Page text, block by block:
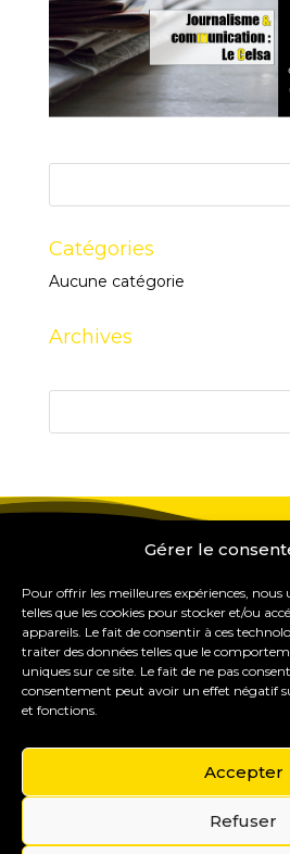
Gérer le
Pour offrir les meilleures expériences, nous
telles que les cookies pour stocker et/ou
appareils. Le fait de consentir à ces
traiter des données telles que le
uniques sur ce site. Le fait de ne pas
consentement peut avoir un effet négatif
et fonctions.
Accepter
Refuser
Catégories
Aucune catégorie
Archives
Gérer mes
Copyright © 2015-2035 Eureka